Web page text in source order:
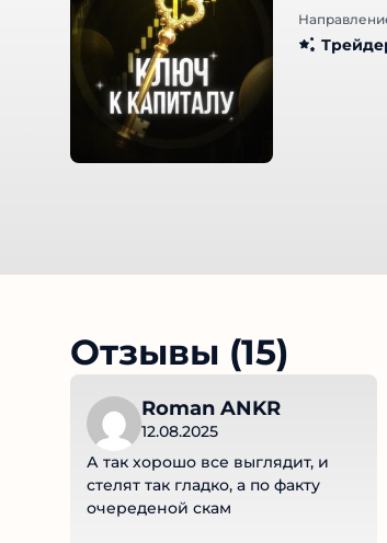
Отзывы (15)
Roman ANKR
12.08.2025
А так хорошо все выглядит, и
стелят так гладко, а по факту
очереденой скам